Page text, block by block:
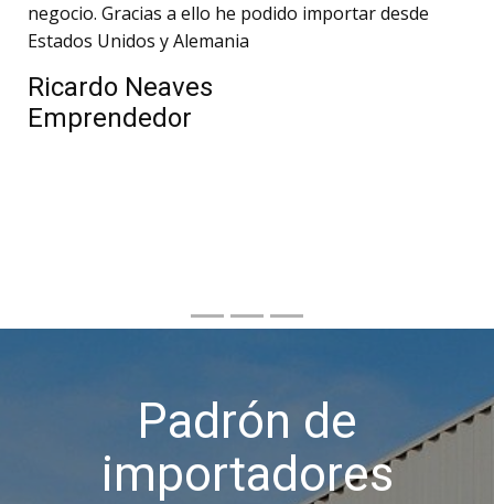
negocio. Gracias a ello he podido importar desde
Estados Unidos y Alemania
Ricardo Neaves
Emprendedor
Padrón de
importadores